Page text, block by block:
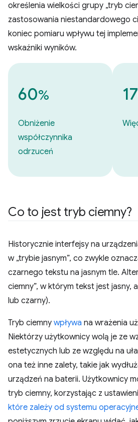
określenia wielkości grupy „tryb
zastosowania niestandardowego
koniec pomiaru wpływu tej
wskaźniki wyników.
60%
Obniżenie
współczynnika
odrzuceń
Co to jest tryb ciemny?
Historycznie interfejsy na
w „trybie jasnym”, co zwykle
czarnego tekstu na jasnym tle.
ciemny”, w którym tekst jest jasny,
lub czarny).
Tryb ciemny wpływa na wrażenia
Niektórzy użytkownicy wolą je ze
estetycznych lub ze względu na
ona też inne zalety, takie jak
urządzeń na baterii. Użytkownicy
tryb ciemny, korzystając z
które zależy od systemu